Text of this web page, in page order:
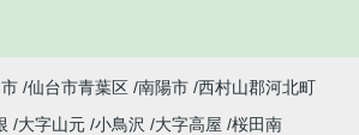
仙台市青葉区 南陽市 西村山郡河北町
大字山元 小鳥沢 大字高屋 桜田南